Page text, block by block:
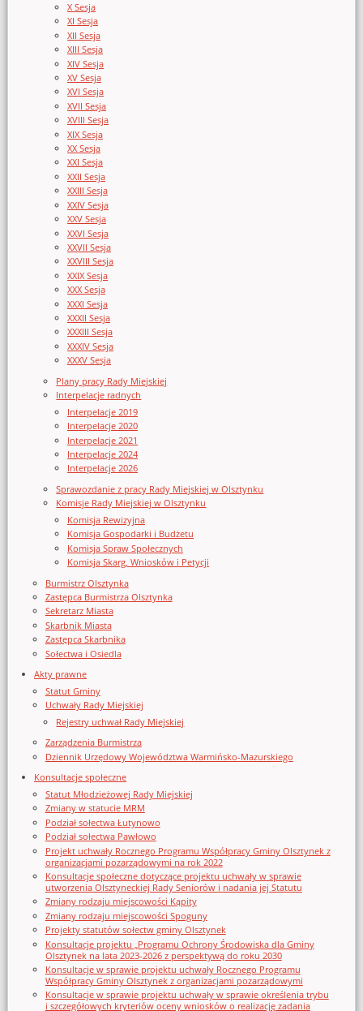
X Sesja
XI Sesja
XII Sesja
XIII Sesja
XIV Sesja
XV Sesja
XVI Sesja
XVII Sesja
XVIII Sesja
XIX Sesja
XX Sesja
XXI Sesja
XXII Sesja
XXIII Sesja
XXIV Sesja
XXV Sesja
XXVI Sesja
XXVII Sesja
XXVIII Sesja
XXIX Sesja
XXX Sesja
XXXI Sesja
XXXII Sesja
XXXIII Sesja
XXXIV Sesja
XXXV Sesja
Plany pracy Rady Miejskiej
Interpelacje radnych
Interpelacje 2019
Interpelacje 2020
Interpelacje 2021
Interpelacje 2024
Interpelacje 2026
Sprawozdanie z pracy Rady Miejskiej w Olsztynku
Komisje Rady Miejskiej w Olsztynku
Komisja Rewizyjna
Komisja Gospodarki i Budżetu
Komisja Spraw Społecznych
Komisja Skarg, Wniosków i Petycji
Burmistrz Olsztynka
Zastępca Burmistrza Olsztynka
Sekretarz Miasta
Skarbnik Miasta
Zastępca Skarbnika
Sołectwa i Osiedla
Akty prawne
Statut Gminy
Uchwały Rady Miejskiej
Rejestry uchwał Rady Miejskiej
Zarządzenia Burmistrza
Dziennik Urzędowy Województwa Warmińsko-Mazurskiego
Konsultacje społeczne
Statut Młodzieżowej Rady Miejskiej
Zmiany w statucie MRM
Podział sołectwa Łutynowo
Podział sołectwa Pawłowo
Projekt uchwały Rocznego Programu Współpracy Gminy Olsztynek z
organizacjami pozarządowymi na rok 2022
Konsultacje społeczne dotyczące projektu uchwały w sprawie
utworzenia Olsztyneckiej Rady Seniorów i nadania jej Statutu
Zmiany rodzaju miejscowości Kąpity
Zmiany rodzaju miejscowości Spoguny
Projekty statutów sołectw gminy Olsztynek
Konsultacje projektu „Programu Ochrony Środowiska dla Gminy
Olsztynek na lata 2023-2026 z perspektywą do roku 2030
Konsultacje w sprawie projektu uchwały Rocznego Programu
Współpracy Gminy Olsztynek z organizacjami pozarządowymi
Konsultacje w sprawie projektu uchwały w sprawie określenia trybu
i szczegółowych kryteriów oceny wniosków o realizację zadania